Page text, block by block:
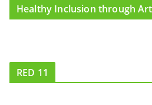
Healthy Inclusion through Art
RED 11